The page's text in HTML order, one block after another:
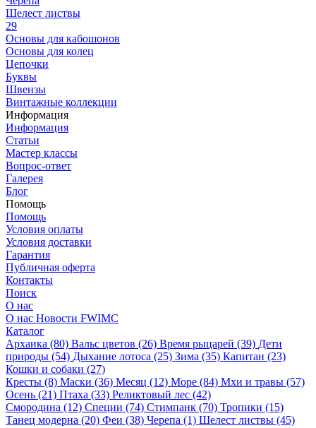
Шелест листвы
29
Основы для кабошонов
Основы для колец
Цепочки
Буквы
Швензы
Винтажные коллекции
Информация
Информация
Статьи
Мастер классы
Вопрос-ответ
Галерея
Блог
Помощь
Помощь
Условия оплаты
Условия доставки
Гарантия
Публичная оферта
Контакты
Поиск
О нас
О нас Новости FWIMC
Каталог
Архаика (80) Вальс цветов (26) Время рыцарей (39) Дети
природы (54) Дыхание лотоса (25) Зима (35) Капитан (23)
Кошки и собаки (27)
Кресты (8) Маски (36) Месяц (12) Море (84) Мхи и травы (57)
Осень (21) Птаха (33) Реликтовый лес (42)
Смородина (12) Специи (74) Стимпанк (70) Тропики (15)
Танец модерна (20) Феи (38) Черепа (1) Шелест листвы (45)